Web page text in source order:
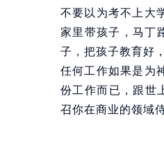
不要以为考不上大
家里带孩子，马丁
子，把孩子教育好
任何工作如果是为
份工作而已，跟世
召你在商业的领域